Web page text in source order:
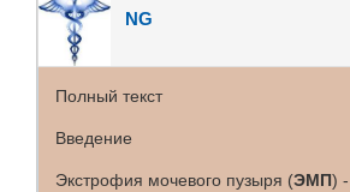
NG
Полный текст
Введение
Экстрофия мочевого пузыря (ЭМП)